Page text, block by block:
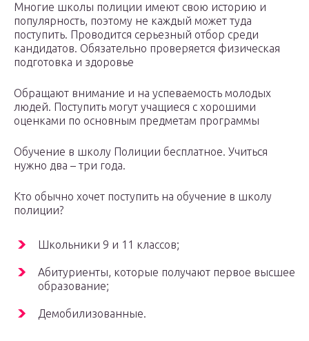
Многие школы полиции имеют свою историю и
популярность, поэтому не каждый может туда
поступить. Проводится серьезный отбор среди
кандидатов. Обязательно проверяется физическая
подготовка и здоровье
Обращают внимание и на успеваемость молодых
людей. Поступить могут учащиеся с хорошими
оценками по основным предметам программы
Обучение в школу Полиции бесплатное. Учиться
нужно два – три года.
Кто обычно хочет поступить на обучение в школу
полиции?
Школьники 9 и 11 классов;
Абитуриенты, которые получают первое высшее
образование;
Демобилизованные.